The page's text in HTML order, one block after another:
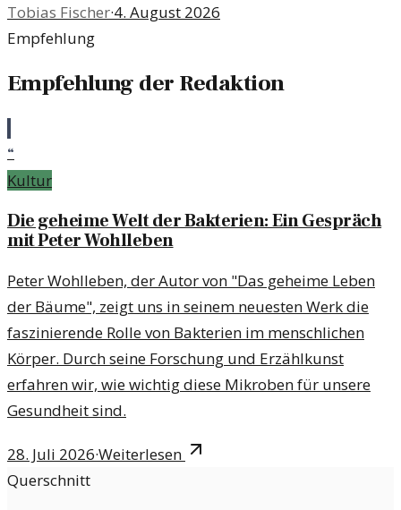
Tobias Fischer·4. August 2026
Empfehlung
Empfehlung der Redaktion
“
Kultur
Die geheime Welt der Bakterien: Ein Gespräch
mit Peter Wohlleben
Peter Wohlleben, der Autor von "Das geheime Leben
der Bäume", zeigt uns in seinem neuesten Werk die
faszinierende Rolle von Bakterien im menschlichen
Körper. Durch seine Forschung und Erzählkunst
erfahren wir, wie wichtig diese Mikroben für unsere
Gesundheit sind.
28. Juli 2026·Weiterlesen
Querschnitt